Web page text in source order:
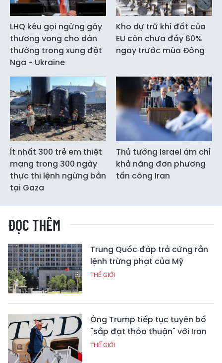
LHQ kêu gọi ngừng gây
thương vong cho dân
thường trong xung đột
Nga - Ukraine
Kho dự trữ khí đốt của
EU còn chưa đầy 60%
ngay trước mùa Đông
Ít nhất 300 trẻ em thiệt
mạng trong 300 ngày
thực thi lệnh ngừng bắn
tại Gaza
Thủ tướng Israel ám chỉ
khả năng đơn phương
tấn công Iran
ĐỌC THÊM
Trung Quốc đáp trả cứng rắn
lệnh trừng phạt của Mỹ
THẾ GIỚI
Ông Trump tiếp tục tuyên bố
"sắp đạt thỏa thuận" với Iran
THẾ GIỚI